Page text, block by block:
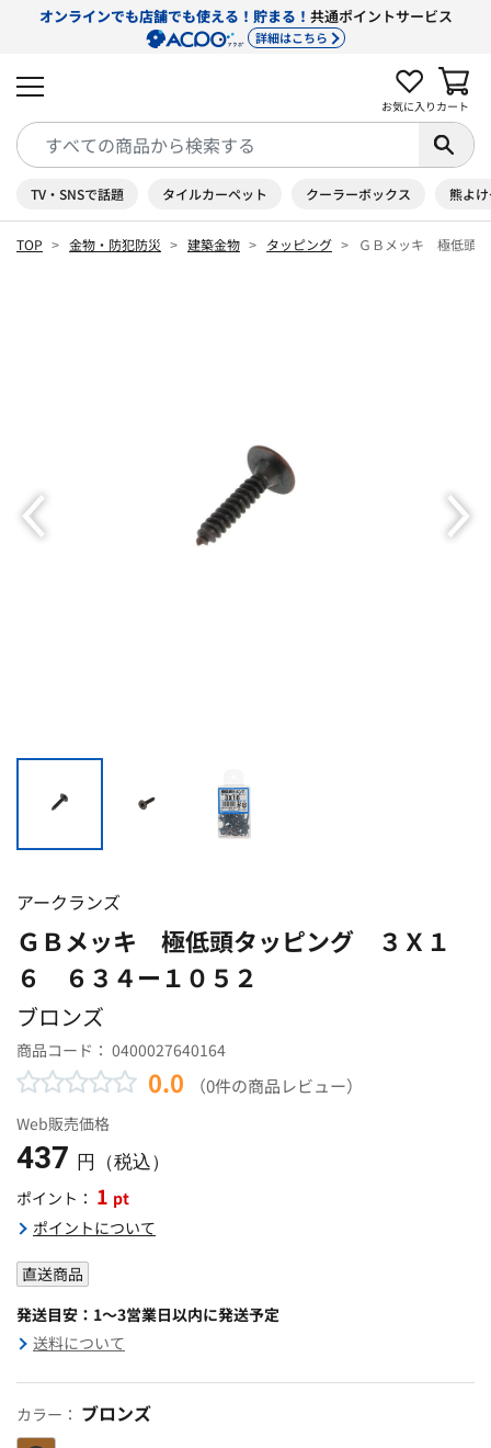
オンラインでも店舗でも使える！貯まる！ 共通ポイントサービス
詳細はこちら
お気に入り カート
TV・SNSで話題 タイルカーペット クーラーボックス 熊よ
TOP 金物・防犯防災 建築金物 タッピング ＧＢメッキ 極低頭
アークランズ
ＧＢメッキ 極低頭タッピング ３Ｘ１
６ ６３４ー１０５２
ブロンズ
商品コード： 0400027640164
0.0 （0件の商品レビュー）
Web販売価格
437 円（税込）
ポイント： 1 pt
ポイントについて
直送商品
発送目安：1～3営業日以内に発送予定
送料について
カラー： ブロンズ